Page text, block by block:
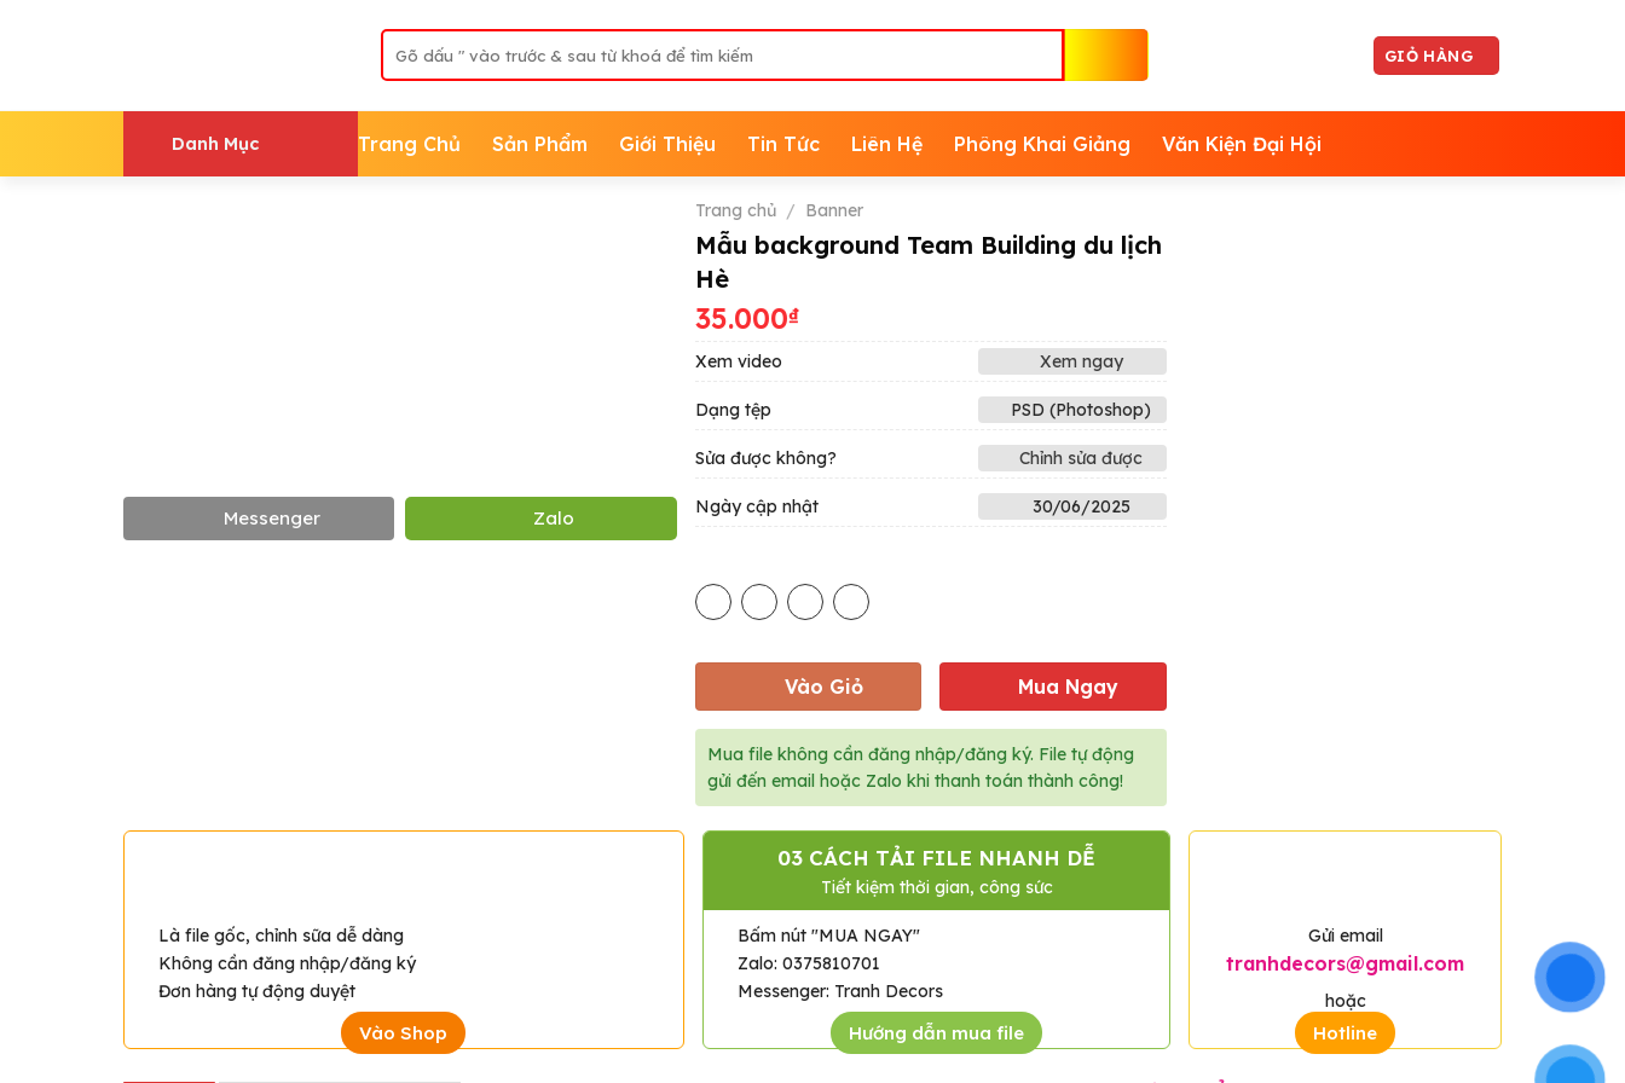
Tìm
kiếm:
GIỎ HÀNG
Danh Mục Trang Chủ Sản Phẩm Giới Thiệu Tin Tức Liên Hệ Phông Khai Giảng Văn Kiện Đại Hội
Messenger Zalo
Trang chủ / Banner
Mẫu background Team Building du lịch
Hè
35.000₫
Xem video Xem ngay
Dạng tệp PSD (Photoshop)
Sửa được không? Chỉnh sửa được
Ngày cập nhật 30/06/2025
Vào Giỏ Mua Ngay
Mua file không cần đăng nhập/đăng ký. File tự động
gửi đến email hoặc Zalo khi thanh toán thành công!
Là file gốc, chỉnh sữa dễ dàng
Không cần đăng nhập/đăng ký
Đơn hàng tự động duyệt
Vào Shop
03 CÁCH TẢI FILE NHANH DỄ
Tiết kiệm thời gian, công sức
Bấm nút "MUA NGAY"
Zalo: 0375810701
Messenger: Tranh Decors
Hướng dẫn mua file
Gửi email
tranhdecors@gmail.com
hoặc
Hotline